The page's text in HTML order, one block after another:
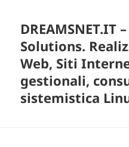
DREAMSNET.IT
Solutions.
Web, Siti
gestionali,
sistemistica